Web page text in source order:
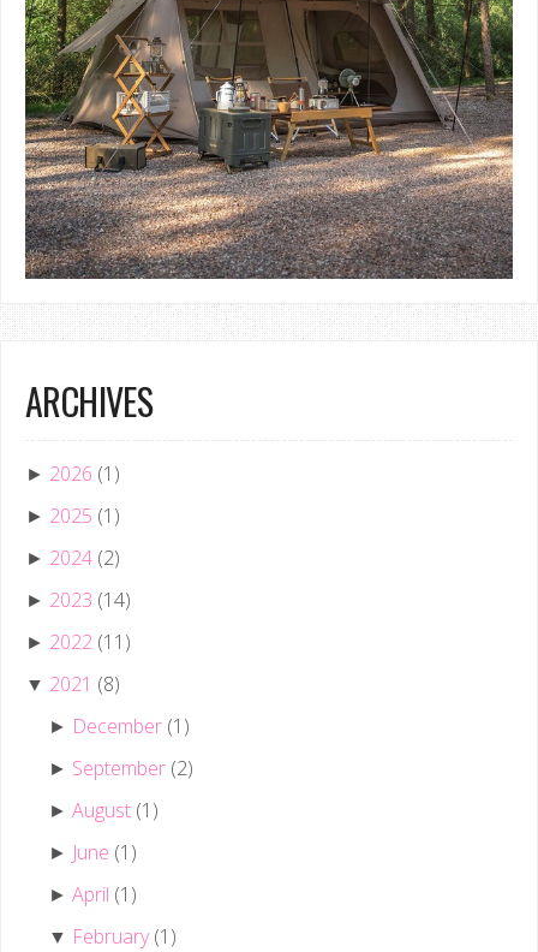
ARCHIVES
► 2026 (1)
► 2025 (1)
► 2024 (2)
► 2023 (14)
► 2022 (11)
▼ 2021 (8)
► December (1)
► September (2)
►August (1)
► June (1)
►April (1)
▼ February (1)